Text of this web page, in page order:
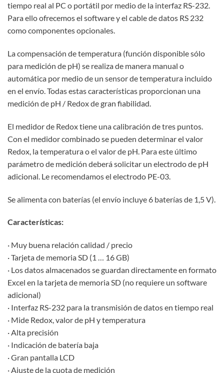
tiempo real al PC o portátil por medio de la interfaz RS-232.
Para ello ofrecemos el software y el cable de datos RS 232
como componentes opcionales.
La compensación de temperatura (función disponible sólo
para medición de pH) se realiza de manera manual o
automática por medio de un sensor de temperatura incluido
en el envío. Todas estas características proporcionan una
medición de pH / Redox de gran fiabilidad.
El medidor de Redox tiene una calibración de tres puntos.
Con el medidor combinado se pueden determinar el valor
Redox, la temperatura o el valor de pH. Para este último
parámetro de medición deberá solicitar un electrodo de pH
adicional. Le recomendamos el electrodo PE-03.
Se alimenta con baterías (el envío incluye 6 baterías de 1,5 V).
Características:
· Muy buena relación calidad / precio
· Tarjeta de memoria SD (1 … 16 GB)
· Los datos almacenados se guardan directamente en formato
Excel en la tarjeta de memoria SD (no requiere un software
adicional)
· Interfaz RS-232 para la transmisión de datos en tiempo real
· Mide Redox, valor de pH y temperatura
· Alta precisión
· Indicación de batería baja
· Gran pantalla LCD
· Ajuste de la cuota de medición